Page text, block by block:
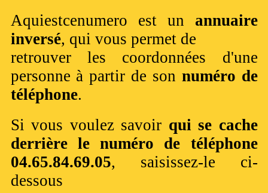
Aquiestcenumero est un annuaire
inversé, qui vous permet de
retrouver les coordonnées d'une
personne à partir de son numéro de
téléphone.
Si vous voulez savoir qui se cache
derrière le numéro de téléphone
04.65.84.69.05, saisissez-le ci-
dessous